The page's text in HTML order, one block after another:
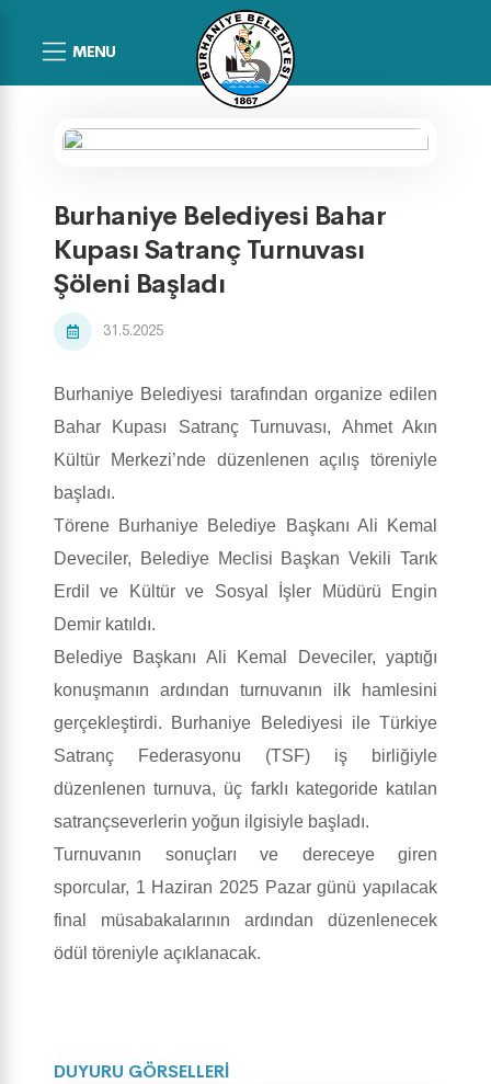
MENU
Burhaniye Belediyesi Bahar
Kupası Satranç Turnuvası
Şöleni Başladı
31.5.2025
Burhaniye Belediyesi tarafından organize edilen
Bahar Kupası Satranç Turnuvası, Ahmet Akın
Kültür Merkezi’nde düzenlenen açılış töreniyle
başladı.
Törene Burhaniye Belediye Başkanı Ali Kemal
Deveciler, Belediye Meclisi Başkan Vekili Tarık
Erdil ve Kültür ve Sosyal İşler Müdürü Engin
Demir katıldı.
Belediye Başkanı Ali Kemal Deveciler, yaptığı
konuşmanın ardından turnuvanın ilk hamlesini
gerçekleştirdi. Burhaniye Belediyesi ile Türkiye
Satranç Federasyonu (TSF) iş birliğiyle
düzenlenen turnuva, üç farklı kategoride katılan
satrançseverlerin yoğun ilgisiyle başladı.
Turnuvanın sonuçları ve dereceye giren
sporcular, 1 Haziran 2025 Pazar günü yapılacak
final müsabakalarının ardından düzenlenecek
ödül töreniyle açıklanacak.
DUYURU GÖRSELLERİ